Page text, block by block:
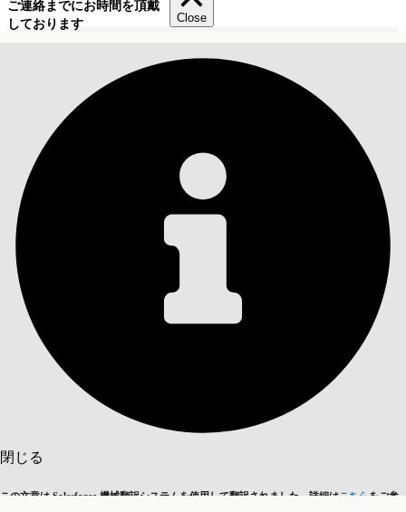
ご連絡までにお時間を頂戴
しております
Close
閉じる
この文章は Salesforce 機械翻訳システムを使用して翻訳されました。詳細はこちら をご参
目次